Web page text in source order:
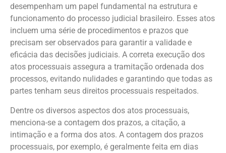
desempenham um papel fundamental na estrutura e
funcionamento do processo judicial brasileiro. Esses atos
incluem uma série de procedimentos e prazos que
precisam ser observados para garantir a validade e
eficácia das decisões judiciais. A correta execução dos
atos processuais assegura a tramitação ordenada dos
processos, evitando nulidades e garantindo que todas as
partes tenham seus direitos processuais respeitados.
Dentre os diversos aspectos dos atos processuais,
menciona-se a contagem dos prazos, a citação, a
intimação e a forma dos atos. A contagem dos prazos
processuais, por exemplo, é geralmente feita em dias